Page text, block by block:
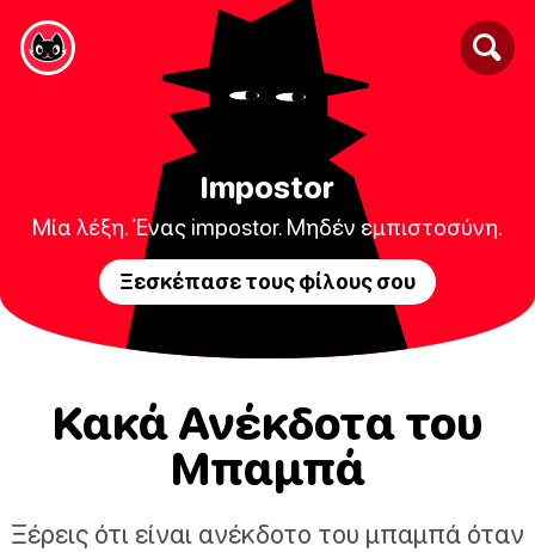
Impostor
Μία λέξη. Ένας impostor. Μηδέν εμπιστοσύνη.
Ξεσκέπασε τους φίλους σου
Κακά Ανέκδοτα του
Μπαμπά
Ξέρεις ότι είναι ανέκδοτο του μπαμπά όταν